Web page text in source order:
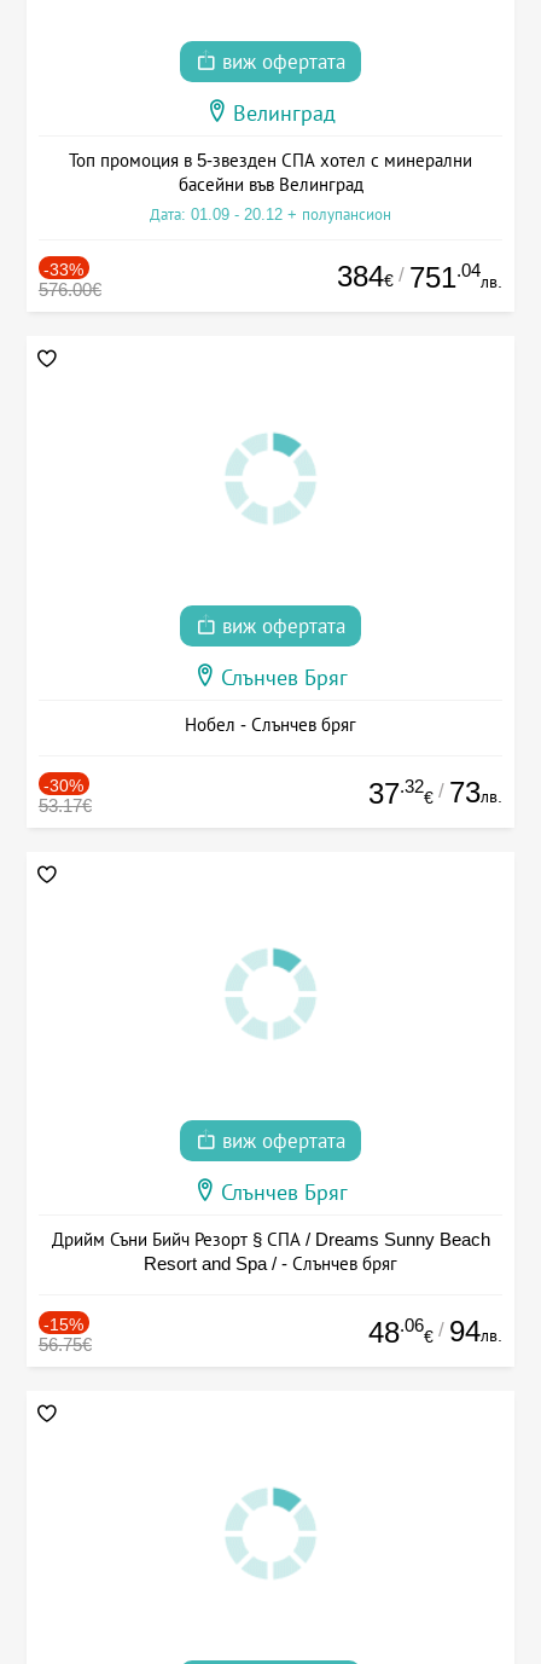
виж офертата
Велинград
Топ промоция в 5-звезден СПА хотел с минерални
басейни във Велинград
Дата: 01.09 - 20.12 + полупансион
-33%
576.00€ 384€ / 751.04
лв.
виж офертата
Слънчев Бряг
Нобел - Слънчев бряг
-30%
53.17€ 37.32
€ / 73лв.
виж офертата
Слънчев Бряг
Дрийм Съни Бийч Резорт § СПА / Dreams Sunny Beach
Resort and Spa / - Слънчев бряг
-15%
56.75€ 48.06
€ / 94лв.